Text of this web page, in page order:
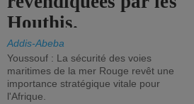
Houthis.
Addis-Abeba
Youssouf : La sécurité des voies
maritimes de la mer Rouge revêt une
importance stratégique vitale pour
l'Afrique.